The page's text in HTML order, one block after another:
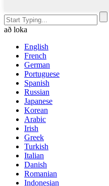
að loka
English
French
German
Portuguese
Spanish
Russian
Japanese
Korean
Arabic
Irish
Greek
Turkish
Italian
Danish
Romanian
Indonesian